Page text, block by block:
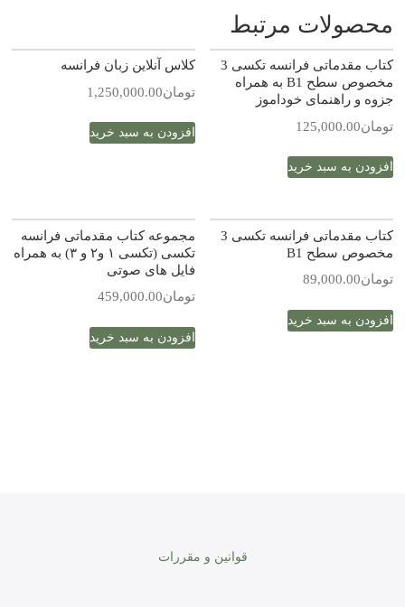
محصولات مرتبط
کتاب مقدماتی فرانسه تکسی 3
مخصوص سطح B1 به همراه
جزوه و راهنمای خوداموز
تومان125,000.00
افزودن به سبد خرید
کلاس‌ آنلاین زبان فرانسه
تومان1,250,000.00
افزودن به سبد خرید
کتاب مقدماتی فرانسه تکسی 3
مخصوص سطح B1
تومان89,000.00
افزودن به سبد خرید
مجموعه کتاب مقدماتی فرانسه
تکسی (تکسی ۱ و۲ و ۳) به همراه
فایل های صوتی
تومان459,000.00
افزودن به سبد خرید
قوانین و مقررات